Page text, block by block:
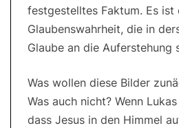
festgestelltes Faktum. Es ist
Glaubenswahrheit, die in
Glaube an die Auferstehung
Was wollen diese Bilder
Was auch nicht? Wenn
dass Jesus in den Himmel